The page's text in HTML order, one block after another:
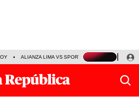
ALIANZA LIMA VS SPORT BOYS JORGE